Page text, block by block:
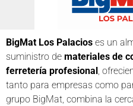
BigMat Los Palacios es un
suministro de materiales de
ferretería profesional ,
tanto para empresas como
grupo BigMat, combina la